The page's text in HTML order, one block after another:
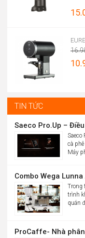
range:
13.900.000đ
through
15.012.000đ
TIN TỨC
cà
Máy
Trong
trình
quán